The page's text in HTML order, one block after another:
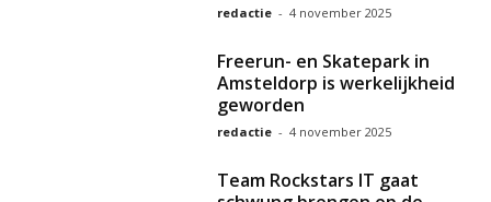
redactie - 4 november 2025
Freerun- en Skatepark in
Amsteldorp is werkelijkheid
geworden
redactie - 4 november 2025
Team Rockstars IT gaat